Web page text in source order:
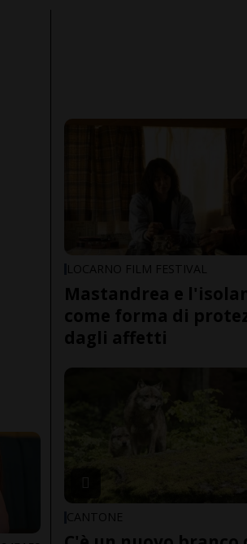
LOCARNO FILM FESTIVAL
Mastandrea e
come forma di
dagli affetti
CANTONE